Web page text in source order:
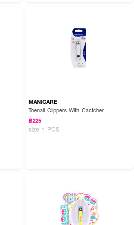
MANICARE
Toenail Clippers With Cactcher
฿225
size 1 PCS